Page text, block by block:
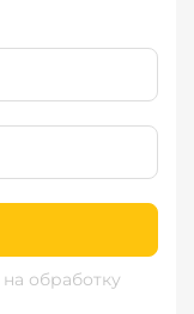
на обработку